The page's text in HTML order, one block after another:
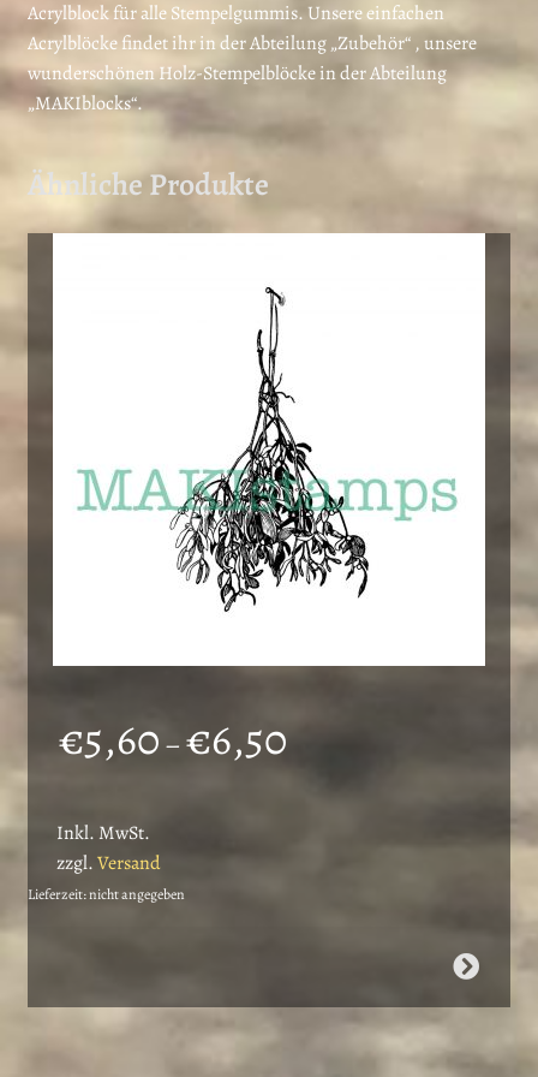
Acrylblock für alle Stempelgummis. Unsere einfachen
Acrylblöcke findet ihr in der Abteilung „Zubehör“ , unsere
wunderschönen Holz-Stempelblöcke in der Abteilung
„MAKIblocks“.
Ähnliche Produkte
€5,60–€6,50€5,60
Inkl. MwSt.
zzgl.Versand
Lieferzeit: nicht angegeben